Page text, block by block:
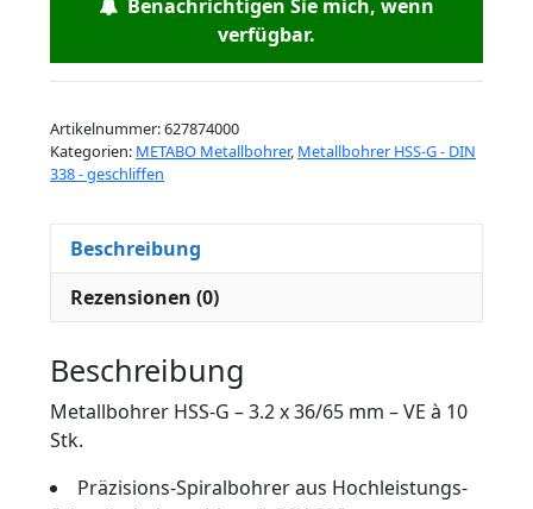
Benachrichtigen Sie mich, wenn
verfügbar.
Artikelnummer:627874000
Kategorien: METABO Metallbohrer, Metallbohrer HSS-G - DIN
338 - geschliffen
Beschreibung
Rezensionen (0)
Beschreibung
Metallbohrer HSS-G – 3.2 x 36/65 mm – VE à 10
Stk.
Präzisions-Spiralbohrer aus Hochleistungs-